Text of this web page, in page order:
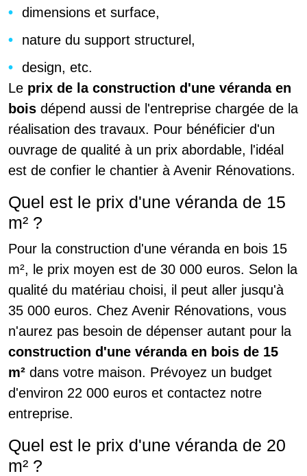
dimensions et surface,
nature du support structurel,
design, etc.
Le prix de la construction d'une véranda en
bois dépend aussi de l'entreprise chargée de la
réalisation des travaux. Pour bénéficier d'un
ouvrage de qualité à un prix abordable, l'idéal
est de confier le chantier à Avenir Rénovations.
Quel est le prix d'une véranda de 15
m² ?
Pour la construction d'une véranda en bois 15
m², le prix moyen est de 30 000 euros. Selon la
qualité du matériau choisi, il peut aller jusqu'à
35 000 euros. Chez Avenir Rénovations, vous
n'aurez pas besoin de dépenser autant pour la
construction d'une véranda en bois de 15
m² dans votre maison. Prévoyez un budget
d'environ 22 000 euros et contactez notre
entreprise.
Quel est le prix d'une véranda de 20
m² ?